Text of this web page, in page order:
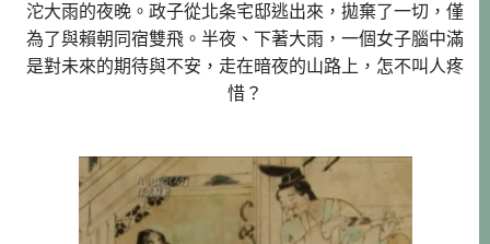
沱大雨的夜晚。政子從北条宅邸逃出來，拋棄了一切，僅
為了與賴朝同宿雙飛。半夜、下著大雨，一個女子腦中滿
是對未來的期待與不安，走在暗夜的山路上，怎不叫人疼
惜？